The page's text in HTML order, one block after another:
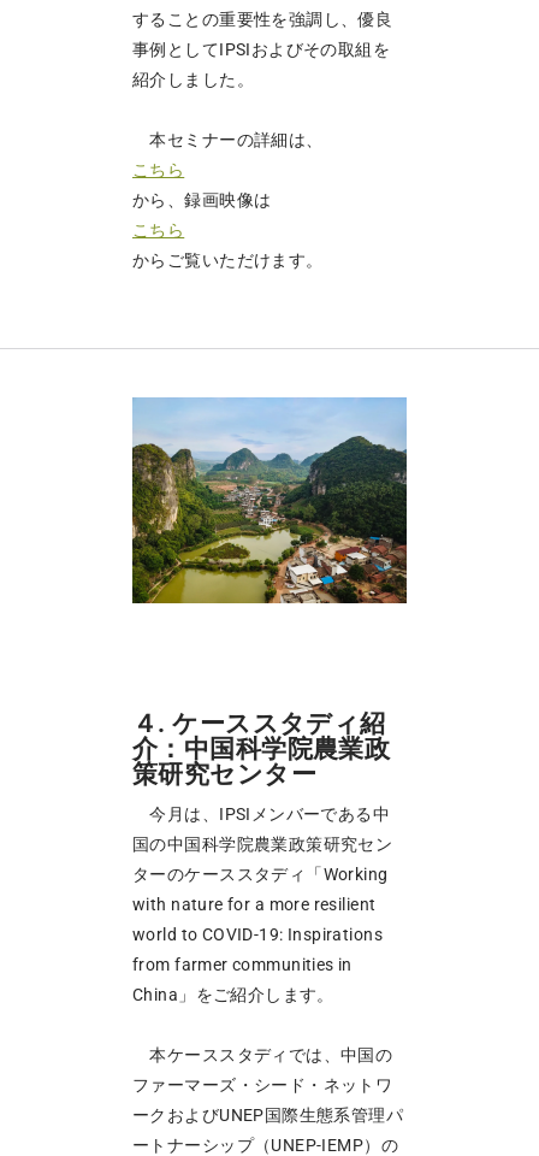
することの重要性を強調し、優良
事例としてIPSIおよびその取組を
紹介しました。
本セミナーの詳細は、
こちら
から、録画映像は
こちら
からご覧いただけます。
４. ケーススタディ紹
介：中国科学院農業政
策研究センター
今月は、IPSIメンバーである中
国の中国科学院農業政策研究セン
ターのケーススタディ「Working
with nature for a more resilient
world to COVID-19: Inspirations
from farmer communities in
China」をご紹介します。
本ケーススタディでは、中国の
ファーマーズ・シード・ネットワ
ークおよびUNEP国際生態系管理パ
ートナーシップ（UNEP-IEMP）の